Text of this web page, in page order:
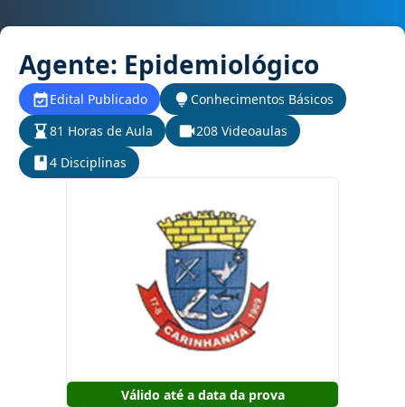
Agente: Epidemiológico
Edital Publicado
Conhecimentos Básicos
81 Horas de Aula
208 Videoaulas
4 Disciplinas
Válido até a data da prova